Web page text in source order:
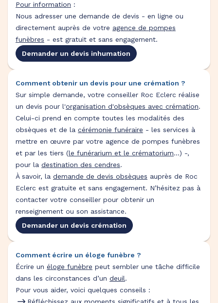
Pour information :
Nous adresser une demande de devis - en ligne ou
directement auprès de votre agence de pompes
funèbres - est gratuit et sans engagement.
Demander un devis inhumation
Comment obtenir un devis pour une crémation ?
Sur simple demande, votre conseiller Roc Eclerc réalise
un devis pour l'organisation d'obsèques avec crémation.
Celui-ci prend en compte toutes les modalités des
obsèques et de la cérémonie funéraire - les services à
mettre en œuvre par votre agence de pompes funèbres
et par les tiers (le funérarium et le crématorium...) -,
pour la destination des cendres.
À savoir, la demande de devis obsèques auprès de Roc
Eclerc est gratuite et sans engagement. N’hésitez pas à
contacter votre conseiller pour obtenir un
renseignement ou son assistance.
Demander un devis crémation
Comment écrire un éloge funèbre ?
Écrire un éloge funèbre peut sembler une tâche difficile
dans les circonstances d’un deuil.
Pour vous aider, voici quelques conseils :